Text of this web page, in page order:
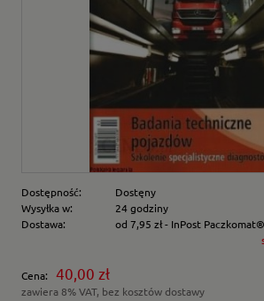
Dostępność:
Dostęny
Wysyłka w:
24 godziny
Dostawa:
od 7,95 zł- InPost
Cena nie zawiera ewentualnych kosztów
Cena: 40,00 zł
zawiera 8% VAT, bez kosztów dostawy